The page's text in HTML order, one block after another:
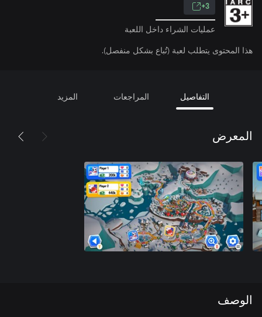
3+
عمليات الشراء داخل اللعبة
هذا المحتوى يتطلب لعبة (تُباع بشكل منفصل).
التفاصيل المراجعات المزيد
المعرض
الوصف